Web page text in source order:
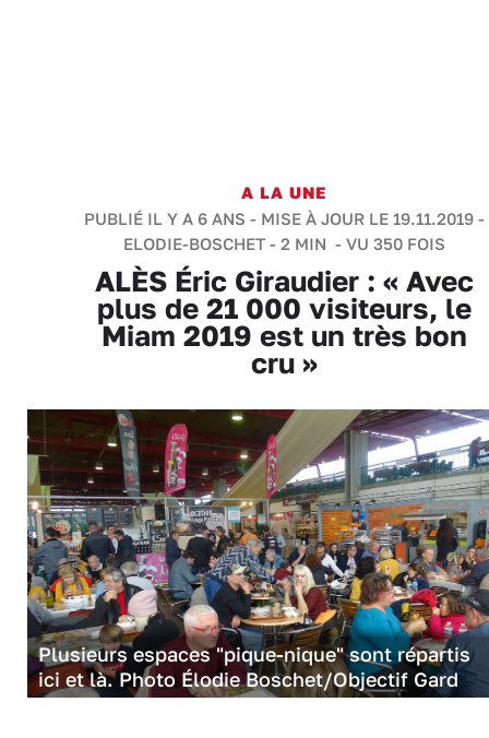
A LA UNE
PUBLIÉ IL Y A 6 ANS - MISE À JOUR LE 19.11.2019 -
ELODIE-BOSCHET- 2 MIN - VU 350 FOIS
ALÈS Éric Giraudier : « Avec
plus de 21 000 visiteurs, le
Miam 2019 est un très bon
cru »
Plusieurs espaces "pique-nique" sont répartis
ici et là. Photo Élodie Boschet/Objectif Gard